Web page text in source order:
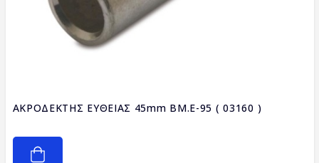
ΑΚΡΟΔΕΚΤΗΣ ΕΥΘΕΙΑΣ 45mm BM.E-95 ( 03160 )